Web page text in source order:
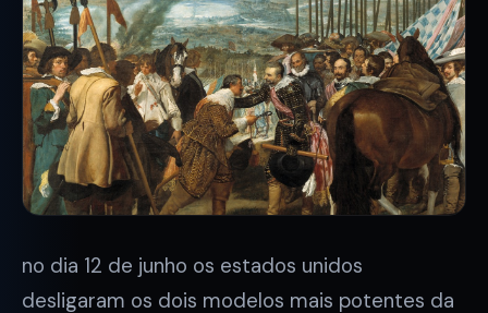
no dia 12 de junho os estados unidos
desligaram os dois modelos mais potentes da